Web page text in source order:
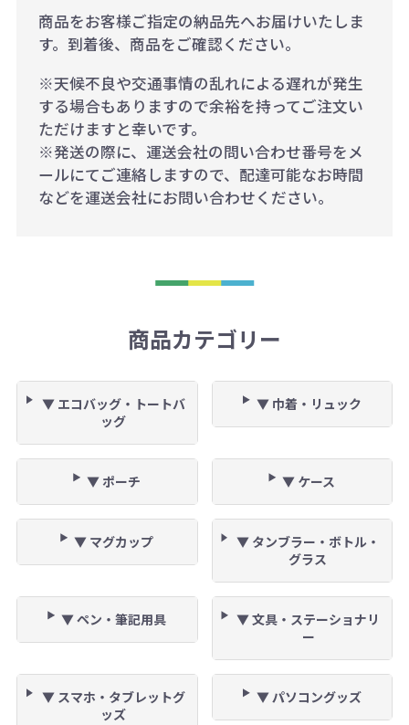
商品をお客様ご指定の納品先へお届けいたしま
す。到着後、商品をご確認ください。
※天候不良や交通事情の乱れによる遅れが発生
する場合もありますので余裕を持ってご注文い
ただけますと幸いです。
※発送の際に、運送会社の問い合わせ番号をメ
ールにてご連絡しますので、配達可能なお時間
などを運送会社にお問い合わせください。
商品カテゴリー
▼ エコバッグ・トートバ
ッグ
▼ 巾着・リュック
▼ ポーチ ▼ ケース
▼ マグカップ
▼ タンブラー・ボトル・
グラス
▼ ペン・筆記用具
▼ 文具・ステーショナリ
ー
▼ スマホ・タブレットグ
ッズ
▼ パソコングッズ